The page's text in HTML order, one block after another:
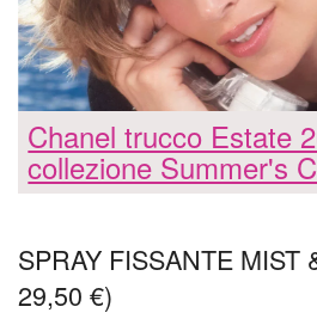
Chanel trucco Estate
collezione Summer's
SPRAY FISSANTE MIST
29,50 €)